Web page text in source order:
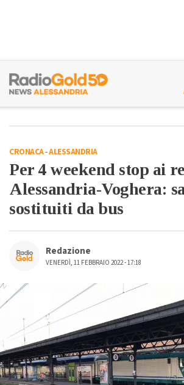
CRONACA-ALESSANDRIA
Per 4 weekend stop ai
Alessandria-Voghera:
sostituiti da bus
Redazione
VENERDÌ, 11 FEBBRAIO 2022 - 17:18